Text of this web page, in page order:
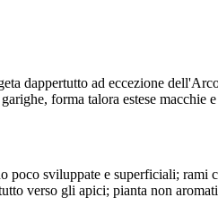
dappertutto ad eccezione
forma talora estese macchie
sviluppate e superficiali; rami
verso gli apici; pianta non